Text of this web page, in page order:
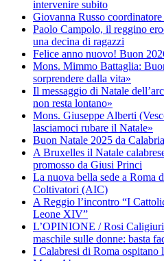
intervenire subito
Giovanna Russo
Paolo Campolo, il reggino
una decina di ragazzi
Felice anno nuovo! Buon
Mons. Mimmo Battaglia:
sorprendere dalla vita»
Il messaggio di Natale
non resta lontano»
Mons. Giuseppe Alberti
lasciamoci rubare il Natale»
Buon Natale 2025 da
A Bruxelles il Natale
promosso da Giusi Princi
La nuova bella sede a Roma
Coltivatori (AIC)
A Reggio l’incontro “I
Leone XIV”
L’OPINIONE / Rosi
maschile sulle donne: basta
I Calabresi di Roma ospitano